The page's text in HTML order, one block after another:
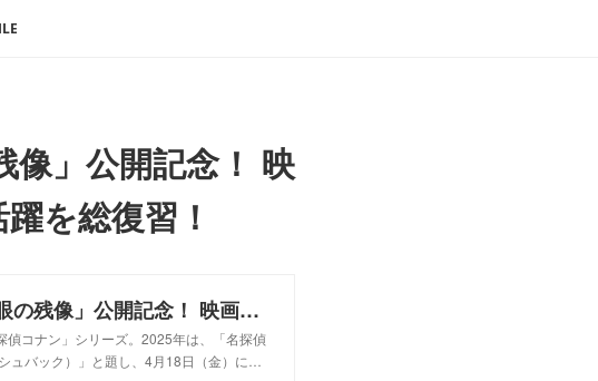
像」公開記念！ 映
を総復習！
劇場版「名探偵コナン 隻眼の残像」公開記念！ 映画館に行く前に、長野県警の活躍を総復習！ - 推し楽
コナン」シリーズ。2025年は、「名探偵
ュバック）」と題し、4月18日（金）に…